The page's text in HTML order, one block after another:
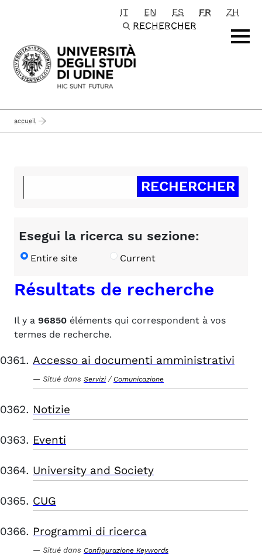
Passa al contenuto principale
IT EN ES FR
ZH
RECHERCHER
accueil
Esegui la ricerca su sezione:
Entire site Current
Résultats de recherche
Il y a 96850 éléments qui correspondent à vos
termes de recherche.
Accesso ai documenti amministrativi
Situé dans Servizi / Comunicazione
Notizie
Eventi
University and Society
CUG
Programmi di ricerca
Situé dans Configurazione Keywords